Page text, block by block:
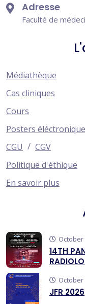
Adresse
Faculté de
Médiathèque
Cas cliniques
Cours
Posters
CGU / CGV
Politique d'éthique
En savoir plus
October
14TH
October
JFR 2026